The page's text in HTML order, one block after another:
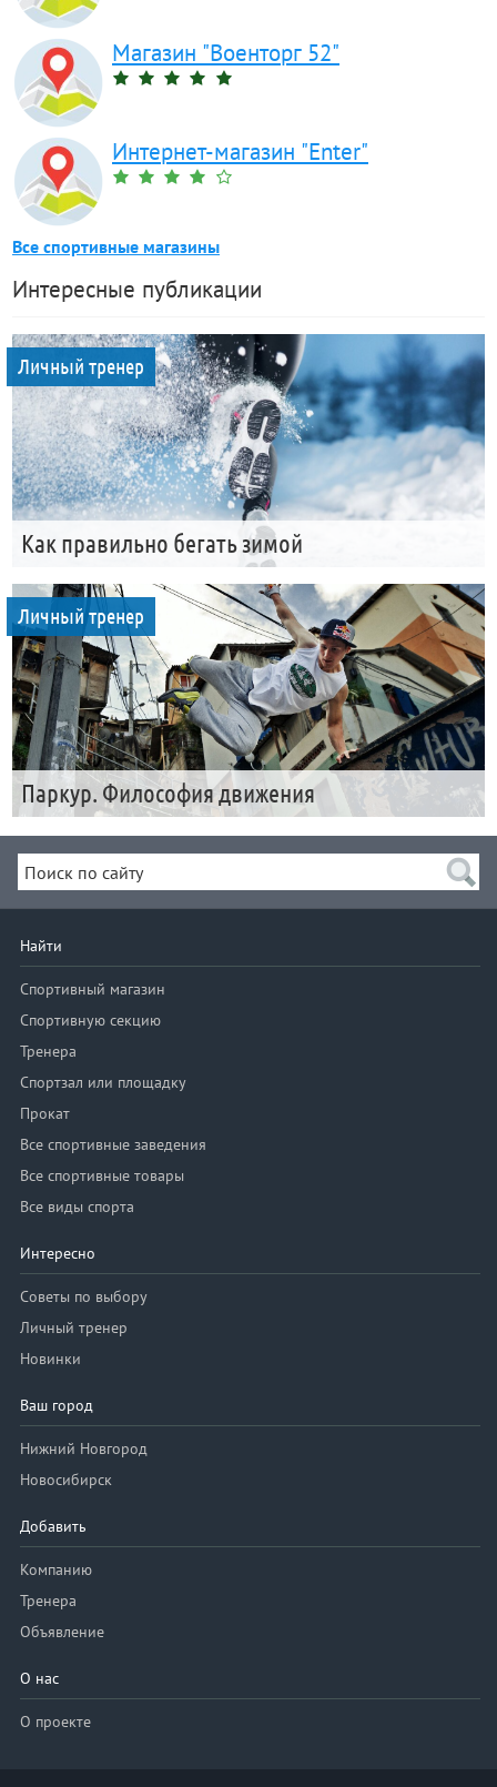
Магазин "Военторг 52"
Интернет-магазин "Enter"
Все спортивные магазины
Интересные публикации
Личный тренер
Как правильно бегать зимой
Личный тренер
Паркур. Философия движения
Найти
Спортивный магазин
Спортивную секцию
Тренера
Спортзал или площадку
Прокат
Все спортивные заведения
Все спортивные товары
Все виды спорта
Интересно
Советы по выбору
Личный тренер
Новинки
Ваш город
Нижний Новгород
Новосибирск
Добавить
Компанию
Тренера
Объявление
О нас
О проекте